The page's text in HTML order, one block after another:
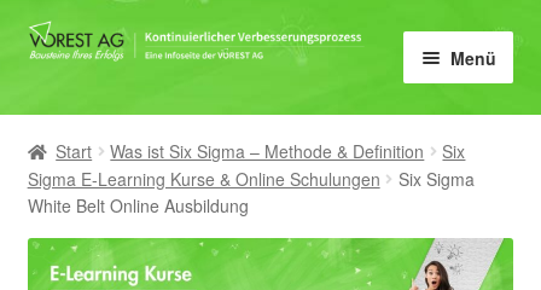
Zur
Zum
Menü
Home
KVP
KVP Coach
öffnen
Start Was ist Six Sigma – Methode & Definition
Six
Sigma E-Learning Kurse & Online Schulungen
Six Sigma
White Belt Online Ausbildung